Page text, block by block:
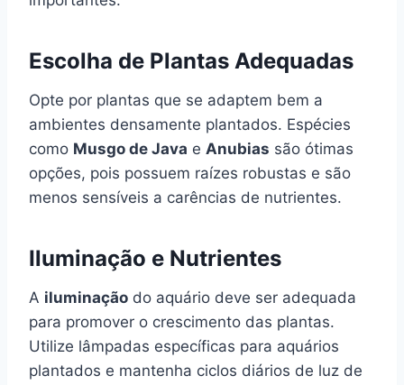
Escolha de Plantas Adequadas
Opte por plantas que se adaptem bem a
ambientes densamente plantados. Espécies
como Musgo de Java e Anubias são ótimas
opções, pois possuem raízes robustas e são
menos sensíveis a carências de nutrientes.
Iluminação e Nutrientes
A iluminação do aquário deve ser adequada
para promover o crescimento das plantas.
Utilize lâmpadas específicas para aquários
plantados e mantenha ciclos diários de luz de